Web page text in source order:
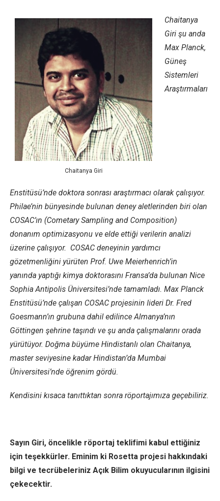
Chaitanya Giri
Chaitanya
Giri şu anda
Max Planck,
Güneş
Sistemleri
Araştırmaları
Enstitüsü’nde doktora sonrası araştırmacı olarak çalışıyor.
Philae’nin bünyesinde bulunan deney aletlerinden biri olan
COSAC’ın (Cometary Sampling and Composition)
donanım optimizasyonu ve elde ettiği verilerin analizi
üzerine çalışıyor. COSAC deneyinin yardımcı
gözetmenliğini yürüten Prof. Uwe Meierhenrich’in
yanında yaptığı kimya doktorasını Fransa’da bulunan Nice
Sophia Antipolis Üniversitesi’nde tamamladı. Max Planck
Enstitüsü’nde çalışan COSAC projesinin lideri Dr. Fred
Goesmann’ın grubuna dahil edilince Almanya’nın
Göttingen şehrine taşındı ve şu anda çalışmalarını orada
yürütüyor. Doğma büyüme Hindistanlı olan Chaitanya,
master seviyesine kadar Hindistan’da Mumbai
Üniversitesi’nde öğrenim gördü.
Kendisini kısaca tanıttıktan sonra röportajımıza geçebiliriz.
Sayın Giri, öncelikle röportaj teklifimi kabul ettiğiniz
için teşekkürler. Eminim ki Rosetta projesi hakkındaki
bilgi ve tecrübeleriniz Açık Bilim okuyucularının ilgisini
çekecektir.